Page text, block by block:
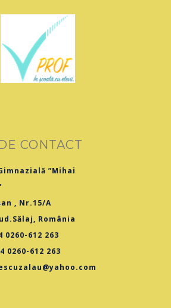
CONTACT
”Mihai
, Nr.15/A
România
0260-612 263
0260-612 263